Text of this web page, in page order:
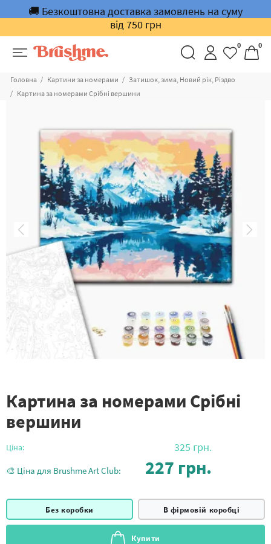
🚚 Безкоштовна доставка замовлень на суму
від 750 грн
0 0
Головна Картини за номерами
Затишок, зима, Новий рік, Різдво
Картина за номерами Срібні вершини
Картина за номерами Срібні
вершини
Ціна: 325 грн.
🎨 Ціна для Brushme Art Club: 227 грн.
Без коробки В фірмовій коробці
Купити